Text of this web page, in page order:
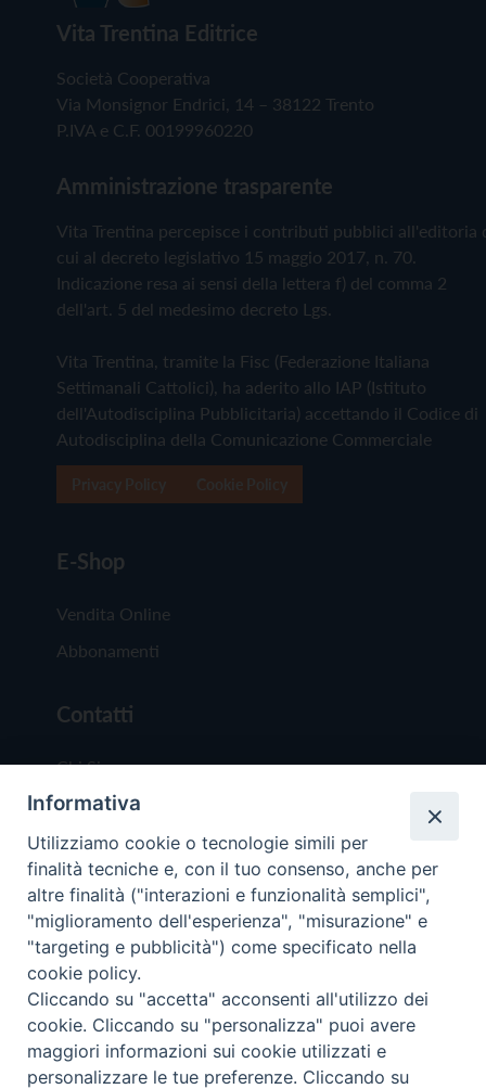
Vita Trentina Editrice
Società Cooperativa
Via Monsignor Endrici, 14 – 38122 Trento
P.IVA e C.F. 00199960220
Amministrazione trasparente
Vita Trentina percepisce i contributi pubblici all'editoria
cui al decreto legislativo 15 maggio 2017, n. 70.
Indicazione resa ai sensi della lettera f) del comma 2
dell'art. 5 del medesimo decreto Lgs.
Vita Trentina, tramite la Fisc (Federazione Italiana
Settimanali Cattolici), ha aderito allo IAP (Istituto
dell'Autodisciplina Pubblicitaria) accettando il Codice di
Autodisciplina della Comunicazione Commerciale
E-Shop
Vendita Online
Abbonamenti
Contatti
Chi Siamo
Redazione
Scrivici
Copyright © 2019 - Tutti i diritti riservati - Vita
Trentina Editrice
Privacy Policy
Informativa
Utilizziamo cookie o tecnologie simili per
finalità tecniche e, con il tuo consenso, anche per
altre finalità ("interazioni e funzionalità semplici",
"miglioramento dell'esperienza", "misurazione" e
"targeting e pubblicità") come specificato nella
cookie policy.
Cliccando su "accetta" acconsenti all'utilizzo dei
cookie. Cliccando su "personalizza" puoi avere
maggiori informazioni sui cookie utilizzati e
personalizzare le tue preferenze. Cliccando su